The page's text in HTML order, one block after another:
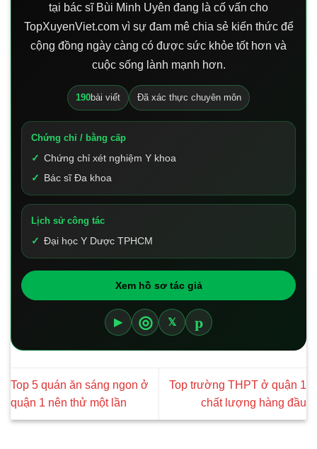
tại bác sĩ Bùi Minh Uyên đang là cố vấn cho
TopXuyenViet.com vì sự đam mê chia sẻ kiến thức để
cộng đồng ngày càng có được sức khỏe tốt hơn và
cuộc sống lành mạnh hơn.
190bài viết Đã xác thực chuyên môn
Chứng chỉ / bằng cấp
Chứng chỉ xét nghiệm Y khoa
Bác sĩ Đa khoa
Lịch sử công tác
Đại học Y Dược TPHCM
Xem hồ sơ tác giả
▶ ◎ 𝕏 p
Top 5 quán ăn sáng ngon ở
quận 1 nên thử một lần
Top trường THPT ở quận 1
chất lượng hàng đầu